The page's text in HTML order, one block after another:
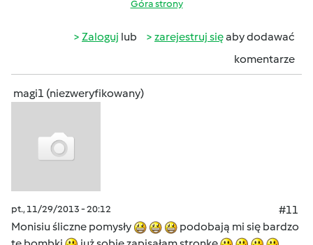
Góra strony
Zaloguj lub zarejestruj sięaby dodawać
komentarze
magi1 (niezweryfikowany)
pt., 11/29/2013 - 20:12
#11
Monisiu śliczne pomysły
podobają mi się bardzo